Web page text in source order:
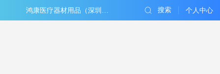
鸿康医疗器材用品（深圳）有限公司 个人中心
搜索